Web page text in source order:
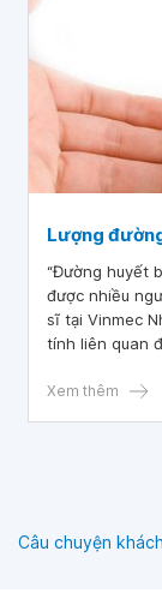
Lượng
“Đường huyết
được nhiều
sĩ tại Vinmec Nha Trang cho biết, tiểu đường là bệnh mạn
tính liên quan
carbohydrate,
Xem thêm
Câu chuyện